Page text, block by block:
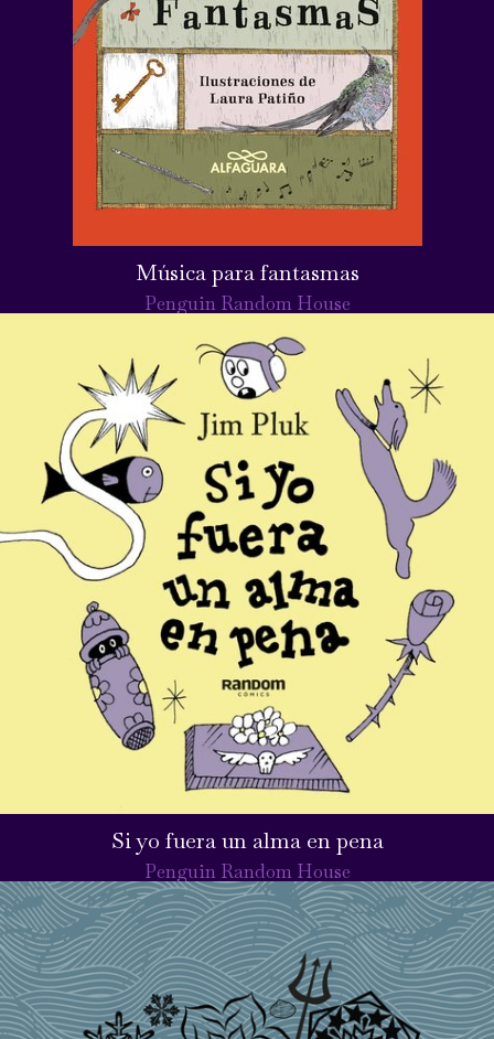
Música para fantasmas
Penguin Random House
Si yo fuera un alma en pena
Penguin Random House